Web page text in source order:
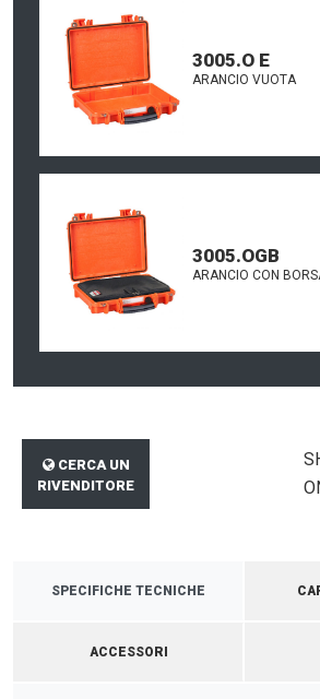
3005.O E
ARANCIO VUOTA
3005.OGB
ARANCIO CON
CERCA UN
RIVENDITORE
SPECIFICHE TECNICHE
ACCESSORI